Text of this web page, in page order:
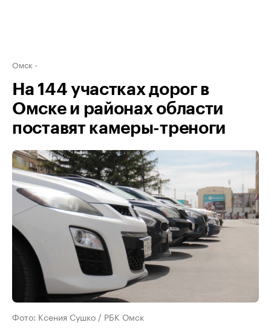
Омск
На 144 участках дорог в
Омске и районах области
поставят камеры-треноги
Фото: Ксения Сушко / РБК Омск